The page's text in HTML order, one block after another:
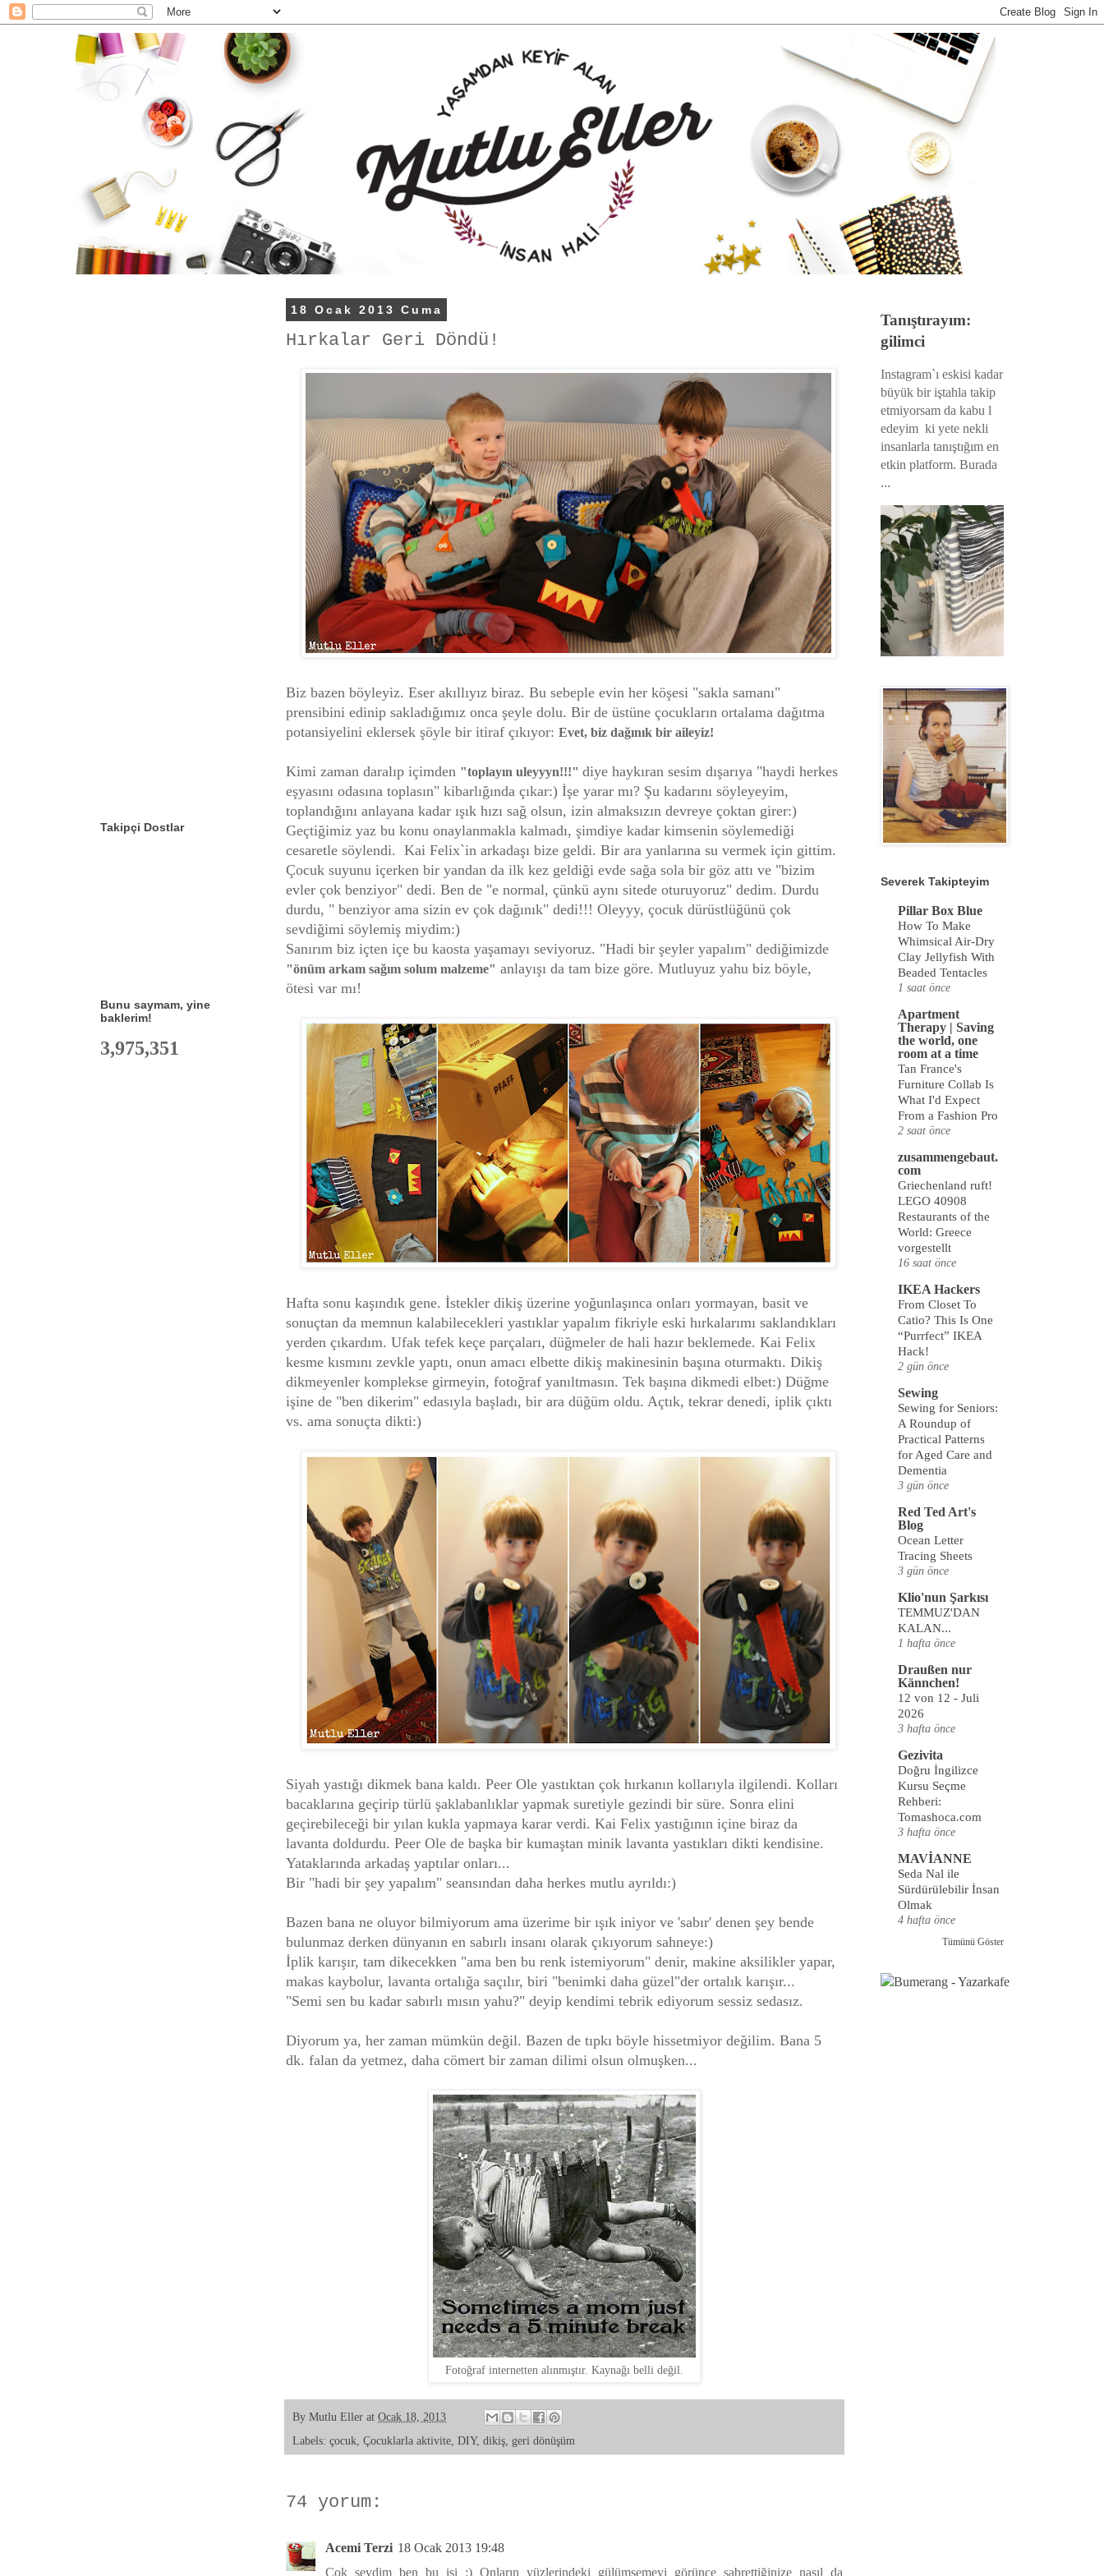
18 Ocak 2013 Cuma
Hırkalar Geri Döndü!
Biz bazen böyleyiz. Eser akıllıyız biraz. Bu sebeple evin her köşesi "sakla samanı"
prensibini edinip sakladığımız onca şeyle dolu. Bir de üstüne çocukların ortalama dağıtma
potansiyelini eklersek şöyle bir itiraf çıkıyor: Evet, biz dağınık bir aileyiz!
Kimi zaman daralıp içimden "toplayın uleyyyn!!!" diye haykıran sesim dışarıya "haydi herkes
eşyasını odasına toplasın" kibarlığında çıkar:) İşe yarar mı? Şu kadarını söyleyeyim,
toplandığını anlayana kadar ışık hızı sağ olsun, izin almaksızın devreye çoktan girer:)
Geçtiğimiz yaz bu konu onaylanmakla kalmadı, şimdiye kadar kimsenin söylemediği
cesaretle söylendi. Kai Felix`in arkadaşı bize geldi. Bir ara yanlarına su vermek için gittim.
Çocuk suyunu içerken bir yandan da ilk kez geldiği evde sağa sola bir göz attı ve "bizim
evler çok benziyor" dedi. Ben de "e normal, çünkü aynı sitede oturuyoruz" dedim. Durdu
durdu, " benziyor ama sizin ev çok dağınık" dedi!!! Oleyyy, çocuk dürüstlüğünü çok
sevdiğimi söylemiş miydim:)
Sanırım biz içten içe bu kaosta yaşamayı seviyoruz. "Hadi bir şeyler yapalım" dediğimizde
"önüm arkam sağım solum malzeme" anlayışı da tam bize göre. Mutluyuz yahu biz böyle,
ötesi var mı!
Hafta sonu kaşındık gene. İstekler dikiş üzerine yoğunlaşınca onları yormayan, basit ve
sonuçtan da memnun kalabilecekleri yastıklar yapalım fikriyle eski hırkalarımı saklandıkları
yerden çıkardım. Ufak tefek keçe parçaları, düğmeler de hali hazır beklemede. Kai Felix
kesme kısmını zevkle yaptı, onun amacı elbette dikiş makinesinin başına oturmaktı. Dikiş
dikmeyenler komplekse girmeyin, fotoğraf yanıltmasın. Tek başına dikmedi elbet:) Düğme
işine de "ben dikerim" edasıyla başladı, bir ara düğüm oldu. Açtık, tekrar denedi, iplik çıktı
vs. ama sonuçta dikti:)
Siyah yastığı dikmek bana kaldı. Peer Ole yastıktan çok hırkanın kollarıyla ilgilendi. Kolları
bacaklarına geçirip türlü şaklabanlıklar yapmak suretiyle gezindi bir süre. Sonra elini
geçirebileceği bir yılan kukla yapmaya karar verdi. Kai Felix yastığının içine biraz da
lavanta doldurdu. Peer Ole de başka bir kumaştan minik lavanta yastıkları dikti kendisine.
Yataklarında arkadaş yaptılar onları...
Bir "hadi bir şey yapalım" seansından daha herkes mutlu ayrıldı:)
Bazen bana ne oluyor bilmiyorum ama üzerime bir ışık iniyor ve 'sabır' denen şey bende
bulunmaz derken dünyanın en sabırlı insanı olarak çıkıyorum sahneye:)
İplik karışır, tam dikecekken "ama ben bu renk istemiyorum" denir, makine aksilikler yapar,
makas kaybolur, lavanta ortalığa saçılır, biri "benimki daha güzel"der ortalık karışır...
"Semi sen bu kadar sabırlı mısın yahu?" deyip kendimi tebrik ediyorum sessiz sedasız.
Diyorum ya, her zaman mümkün değil. Bazen de tıpkı böyle hissetmiyor değilim. Bana 5
dk. falan da yetmez, daha cömert bir zaman dilimi olsun olmuşken...
Fotoğraf internetten alınmıştır. Kaynağı belli değil.
By Mutlu Eller at Ocak 18, 2013
Labels: çocuk, Çocuklarla aktivite, DIY, dikiş, geri dönüşüm
74 yorum:
Acemi Terzi 18 Ocak 2013 19:48
Çok sevdim ben bu işi :) Onların yüzlerindeki gülümsemeyi görünce sabrettiğinize nasıl da
Takipçi Dostlar
Bunu saymam, yine
baklerim!
3,975,351
Tanıştırayım:
gilimci
Instagram`ı eskisi kadar
büyük bir iştahla takip
etmiyorsam da kabu l
edeyim ki yete nekli
insanlarla tanıştığım en
etkin platform. Burada
...
Severek Takipteyim
Pillar Box Blue
How To Make
Whimsical Air-Dry
Clay Jellyfish With
Beaded Tentacles
1 saat önce
Apartment
Therapy | Saving
the world, one
room at a time
Tan France's
Furniture Collab Is
What I'd Expect
From a Fashion Pro
2 saat önce
zusammengebaut.
com
Griechenland ruft!
LEGO 40908
Restaurants of the
World: Greece
vorgestellt
16 saat önce
IKEA Hackers
From Closet To
Catio? This Is One
“Purrfect” IKEA
Hack!
2 gün önce
Sewing
Sewing for Seniors:
A Roundup of
Practical Patterns
for Aged Care and
Dementia
3 gün önce
Red Ted Art's
Blog
Ocean Letter
Tracing Sheets
3 gün önce
Klio'nun Şarkısı
TEMMUZ'DAN
KALAN...
1 hafta önce
Draußen nur
Kännchen!
12 von 12 - Juli
2026
3 hafta önce
Gezivita
Doğru İngilizce
Kursu Seçme
Rehberi:
Tomashoca.com
3 hafta önce
MAVİANNE
Seda Nal ile
Sürdürülebilir İnsan
Olmak
4 hafta önce
Tümünü Göster